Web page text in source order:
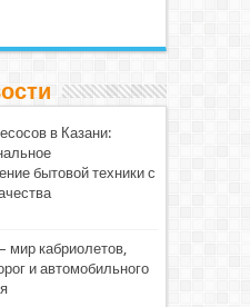
в Казани:
бытовой техники с
кабриолетов,
и автомобильного